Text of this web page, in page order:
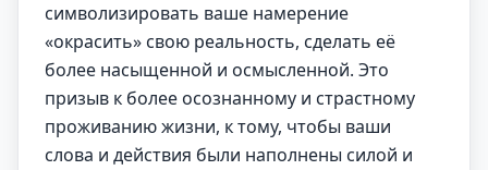
символизировать ваше намерение
«окрасить» свою реальность, сделать её
более насыщенной и осмысленной. Это
призыв к более осознанному и страстному
проживанию жизни, к тому, чтобы ваши
слова и действия были наполнены силой и